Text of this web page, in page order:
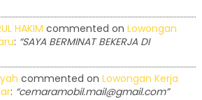
HAKIM commented on Lowongan
: “SAYA BERMINAT BEKERJA DI
commented on Lowongan Kerja
: “cemaramobil.mail@gmail.com”